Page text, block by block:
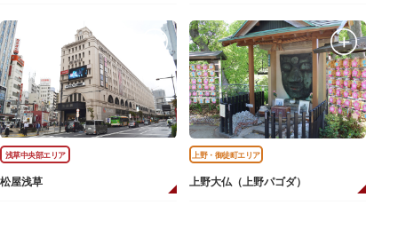
浅草中央部エリア
松屋浅草
上野・御徒町エリア
上野大仏（上野パゴダ）